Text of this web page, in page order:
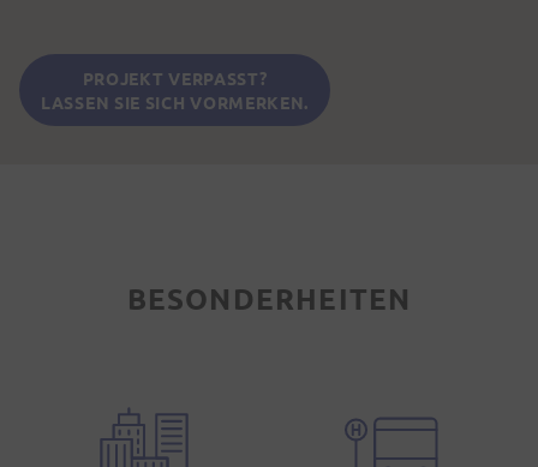
PROJEKT VERPASST?
LASSEN SIE SICH VORMERKEN.
BESONDERHEITEN